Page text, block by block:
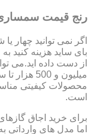
رنج قیمت سمساری
اگر نمی توانید چهار
بای ساید هزینه کنید
از دست داده اید.می
میلیون و
محصولات کیفیتی
است.